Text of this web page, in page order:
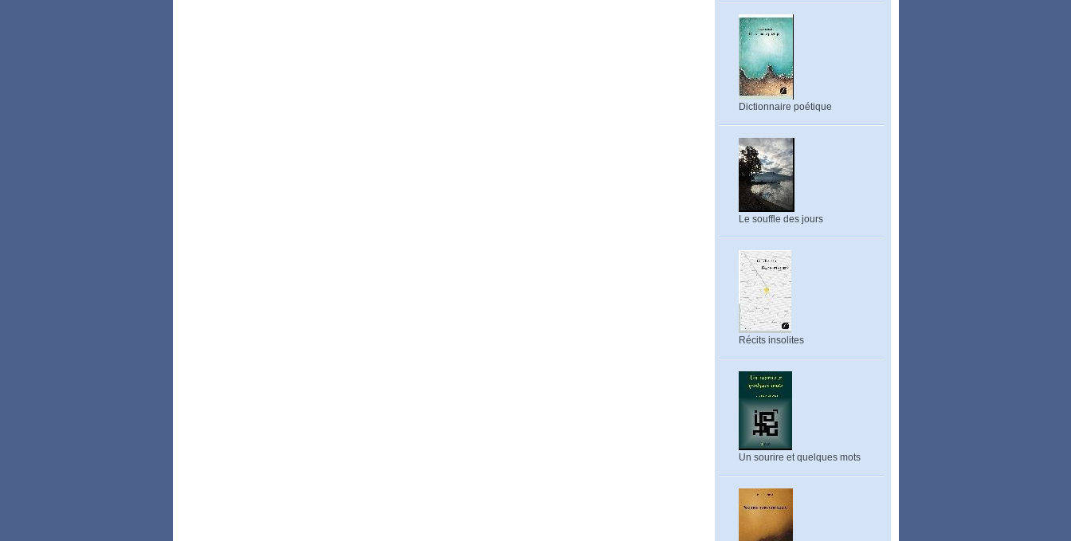
Dictionnaire poétique
Le souffle des jours
Récits insolites
Un sourire et quelques mots